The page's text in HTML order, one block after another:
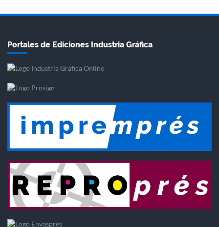
Portales de Ediciones Industria Gráfica